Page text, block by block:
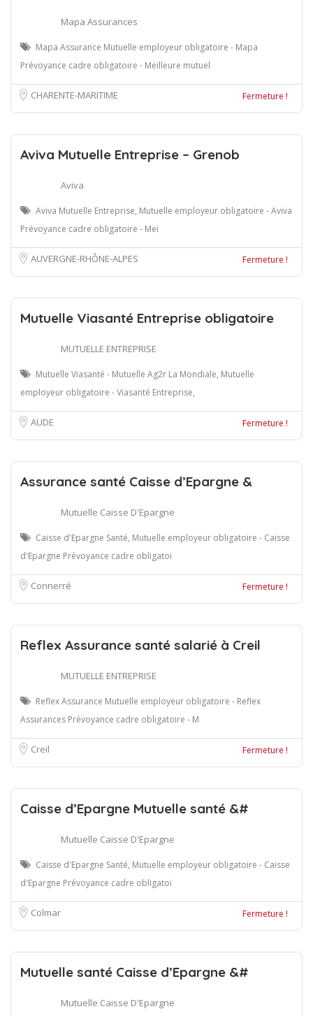
Mapa Assurances
Mapa Assurance Mutuelle employeur obligatoire - Mapa
Prévoyance cadre obligatoire - Meilleure mutuel
CHARENTE-MARITIME Fermeture !
Aviva Mutuelle Entreprise – Grenob
Aviva
Aviva Mutuelle Entreprise, Mutuelle employeur obligatoire - Aviva
Prévoyance cadre obligatoire - Mei
AUVERGNE-RHÔNE-ALPES Fermeture !
Mutuelle Viasanté Entreprise obligatoire
MUTUELLE ENTREPRISE
Mutuelle Viasanté - Mutuelle Ag2r La Mondiale, Mutuelle
employeur obligatoire - Viasanté Entreprise,
AUDE Fermeture !
Assurance santé Caisse d’Epargne &
Mutuelle Caisse D'Epargne
Caisse d'Epargne Santé, Mutuelle employeur obligatoire - Caisse
d'Epargne Prévoyance cadre obligatoi
Connerré Fermeture !
Reflex Assurance santé salarié à Creil
MUTUELLE ENTREPRISE
Reflex Assurance Mutuelle employeur obligatoire - Reflex
Assurances Prévoyance cadre obligatoire - M
Creil Fermeture !
Caisse d’Epargne Mutuelle santé &#
Mutuelle Caisse D'Epargne
Caisse d'Epargne Santé, Mutuelle employeur obligatoire - Caisse
d'Epargne Prévoyance cadre obligatoi
Colmar Fermeture !
Mutuelle santé Caisse d’Epargne &#
Mutuelle Caisse D'Epargne